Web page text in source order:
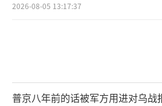
2026-08-05 13:17:37
普京八年前的话被军方用进对乌战